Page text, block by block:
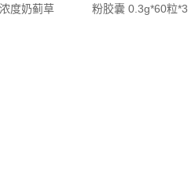
度奶蓟草
粉胶囊 0.3g*60粒*3